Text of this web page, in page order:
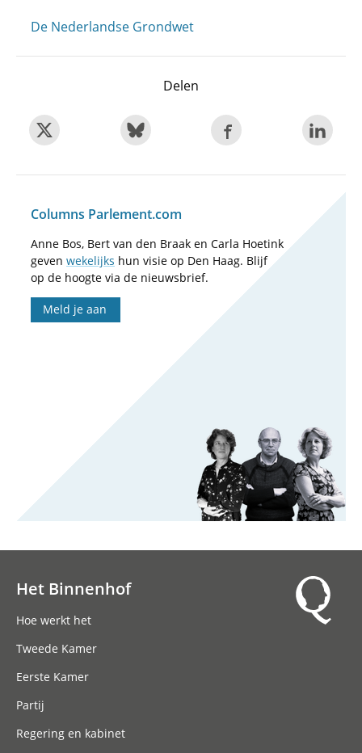
De Nederlandse Grondwet
Delen
Columns Parlement.com
Anne Bos, Bert van den Braak en Carla Hoetink
geven wekelijks hun visie op Den Haag. Blijf
op de hoogte via de nieuwsbrief.
Meld je aan
Het Binnenhof
Hoe werkt het
Tweede Kamer
Eerste Kamer
Partij
Regering en kabinet